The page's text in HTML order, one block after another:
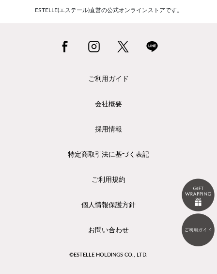
ESTELLE(エステール)直営の公式オンラインストアです。
ご利用ガイド
会社概要
採用情報
特定商取引法に基づく表記
ご利用規約
個人情報保護方針
お問い合わせ
©ESTELLE HOLDINGS CO., LTD.